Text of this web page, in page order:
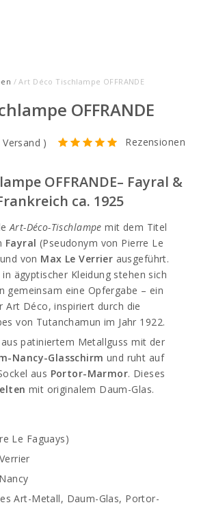
/ Art Déco Tischlampe OFFRANDE
OFFRANDE
Versand ) Rezensionen
OFFRANDE– Fayral &
ca. 1925
Art-Déco-Tischlampe mit dem Titel
Fayral (Pseudonym von Pierre Le
von Max Le Verrier ausgeführt.
ägyptischer Kleidung stehen sich
gemeinsam eine Opfergabe – ein
Art Déco, inspiriert durch die
von Tutanchamun im Jahr 1922.
patiniertem Metallguss mit der
Nancy-Glasschirm und ruht auf
aus Portor-Marmor. Dieses
mit originalem Daum-Glas.
Le Faguays)
Art-Metall, Daum-Glas, Portor-